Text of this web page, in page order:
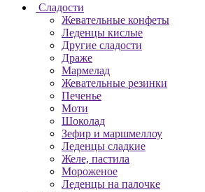
Сладости
Жевательные конфеты
Леденцы кислые
Другие сладости
Драже
Мармелад
Жевательные резинки
Печенье
Моти
Шоколад
Зефир и маршмеллоу
Леденцы сладкие
Желе, пастила
Мороженое
Леденцы на палочке